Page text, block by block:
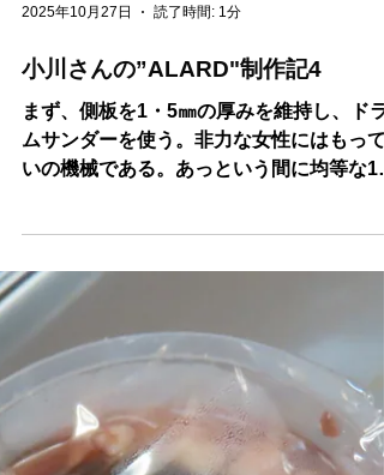
2025年10月27日 読了時間: 1分
小川さんの”ALARD"制作記4
まず、側板を1・5㎜の厚みを維持し、ドラ
ムサンダーを使う。非力な女性にはもって
いの機械である。あっという間に均等な1
5mmに仕上がる。さらに曲げ加工部分は1
1mmの厚みを、100番のペーパーで出す。
ンディング・マシーンで曲げ、膠で貼付。
日の仕事カンペキ――！！